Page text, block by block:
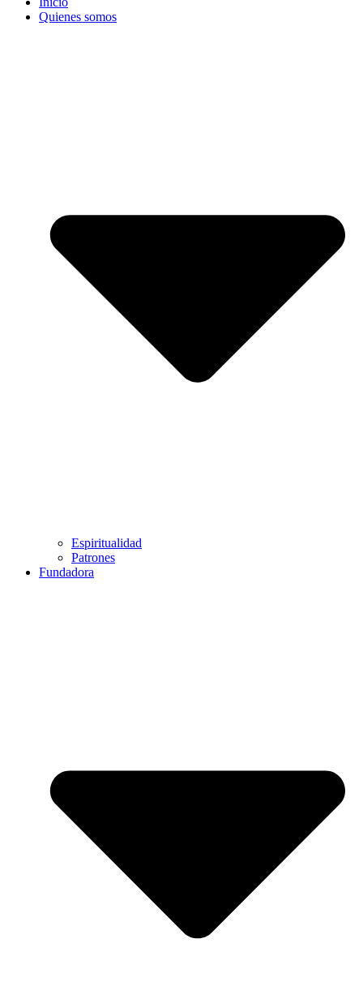
Quienes somos
Espiritualidad
Patrones
Fundadora